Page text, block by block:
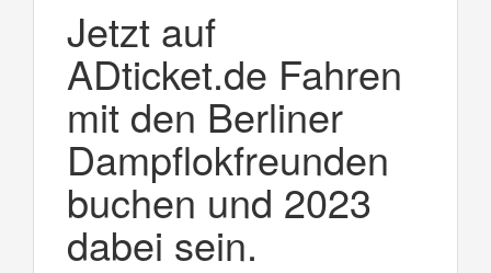
Jetzt auf
ADticket.de Fahren
mit den Berliner
Dampflokfreunden
buchen und 2023
dabei sein.